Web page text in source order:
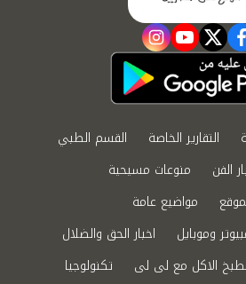
facebook
twitter
youtube
instagram
التقارير الخاصة
القسم الطبي
الفن
منوعات مسيحية
مواضيع عامة
وموبايل
اخبار الحق والضلال
الاكل مع لى لى تكنولوجيا